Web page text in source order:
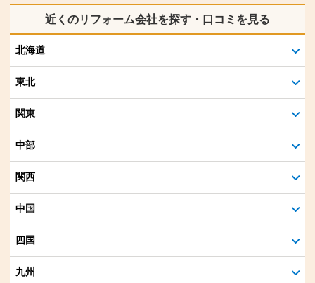
近くのリフォーム会社を探す・口コミを見る
北海道
東北
関東
中部
関西
中国
四国
九州